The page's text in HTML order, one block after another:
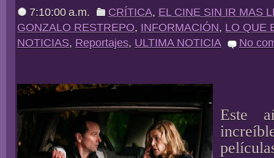
7:10:00 a.m. CRÍTICA, EL CINE SIN IR MAS
GONZALO RESTREPO, INFORMACIÓN, LO QUE
NOTICIAS, Reportajes, ULTIMA NOTICIA No
Este